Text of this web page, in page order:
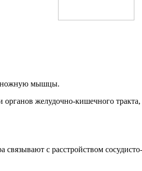
мышцы.
желудочно-кишечного
с расстройством